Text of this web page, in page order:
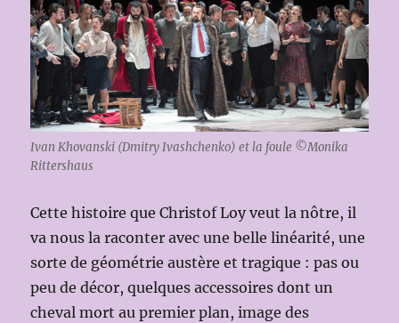
Ivan Khovanski (Dmitry Ivashchenko) et la foule ©Monika
Rittershaus
Cette histoire que Christof Loy veut la nôtre, il
va nous la raconter avec une belle linéarité, une
sorte de géométrie austère et tragique : pas ou
peu de décor, quelques accessoires dont un
cheval mort au premier plan, image des